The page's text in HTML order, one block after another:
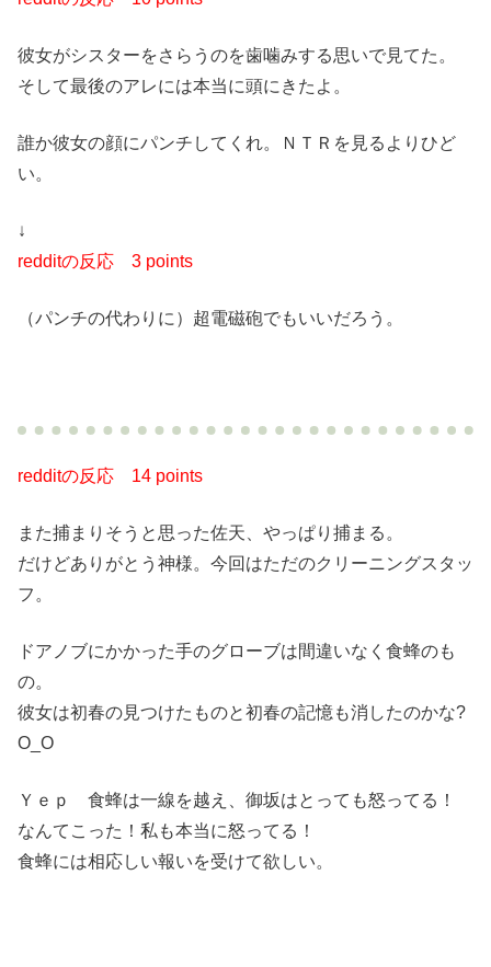
彼女がシスターをさらうのを歯噛みする思いで見てた。
そして最後のアレには本当に頭にきたよ。
誰か彼女の顔にパンチしてくれ。ＮＴＲを見るよりひど
い。
↓
redditの反応 3 points
（パンチの代わりに）超電磁砲でもいいだろう。
redditの反応 14 points
また捕まりそうと思った佐天、やっぱり捕まる。
だけどありがとう神様。今回はただのクリーニングスタッ
フ。
ドアノブにかかった手のグローブは間違いなく食蜂のも
の。
彼女は初春の見つけたものと初春の記憶も消したのかな?
O_O
Ｙｅｐ 食蜂は一線を越え、御坂はとっても怒ってる！
なんてこった！私も本当に怒ってる！
食蜂には相応しい報いを受けて欲しい。